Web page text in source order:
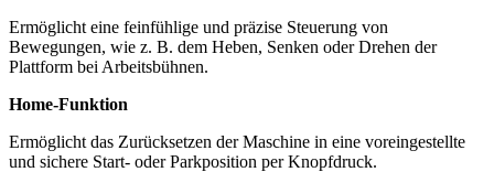
Ermöglicht eine feinfühlige und präzise Steuerung von
Bewegungen, wie z. B. dem Heben, Senken oder Drehen der
Plattform bei Arbeitsbühnen.
Home-Funktion
Ermöglicht das Zurücksetzen der Maschine in eine voreingestellte
und sichere Start- oder Parkposition per Knopfdruck.